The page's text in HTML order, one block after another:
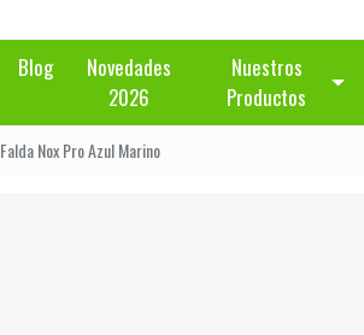
Blog
Novedades
2026
Nuestros
Productos
Falda Nox Pro Azul Marino